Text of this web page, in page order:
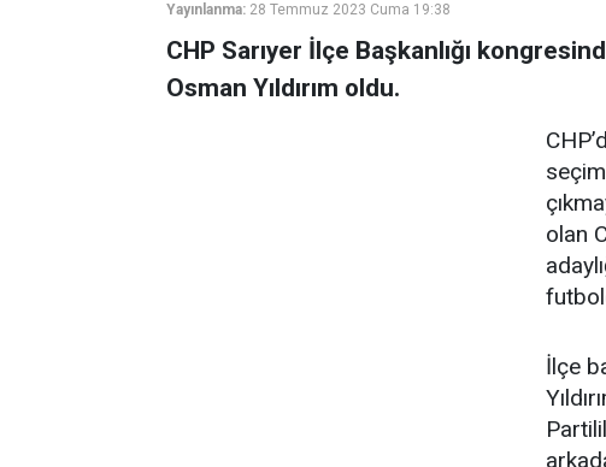
Yayınlanma: 28 Temmuz 2023 Cuma 19:38
CHP Sarıyer İlçe Başkanlığı
Osman Yıldırım oldu.
olan
İlçe